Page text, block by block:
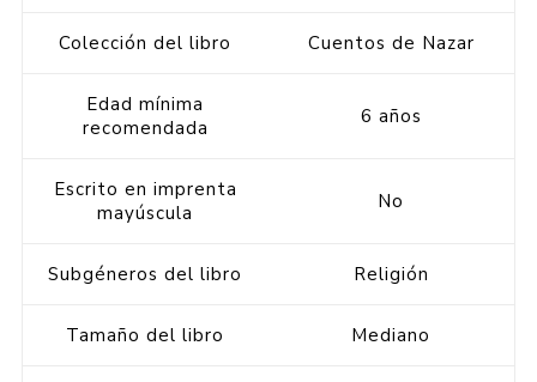
Colección del libro Cuentos de Nazar
Edad mínima
recomendada
6 años
Escrito en imprenta
mayúscula
No
Subgéneros del libro Religión
Tamaño del libro Mediano